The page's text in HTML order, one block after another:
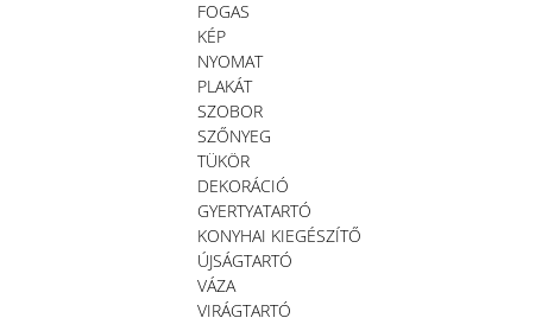
FOGAS
KÉP
NYOMAT
PLAKÁT
SZOBOR
SZŐNYEG
TÜKÖR
DEKORÁCIÓ
GYERTYATARTÓ
KONYHAI KIEGÉSZÍTŐ
ÚJSÁGTARTÓ
VÁZA
VIRÁGTARTÓ